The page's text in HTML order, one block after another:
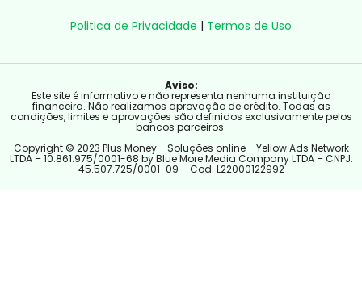
Politica de Privacidade | Termos de Uso
Aviso:
Este site é informativo e não representa nenhuma instituição
financeira. Não realizamos aprovação de crédito. Todas as
condições, limites e aprovações são definidos exclusivamente pelos
bancos parceiros.
Copyright © 2023 Plus Money - Soluções online - Yellow Ads Network
LTDA – 10.861.975/0001-68 by Blue More Media Company LTDA – CNPJ:
45.507.725/0001-09 – Cod: L22000122992